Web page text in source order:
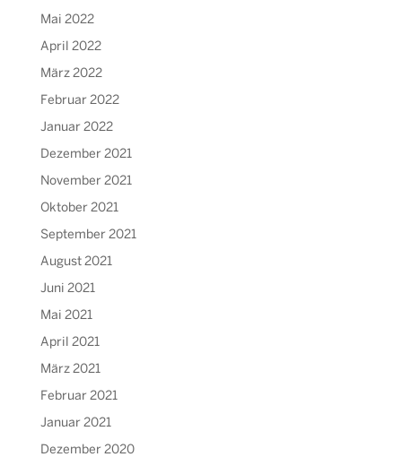
Mai 2022
April 2022
März 2022
Februar 2022
Januar 2022
Dezember 2021
November 2021
Oktober 2021
September 2021
August 2021
Juni 2021
Mai 2021
April 2021
März 2021
Februar 2021
Januar 2021
Dezember 2020